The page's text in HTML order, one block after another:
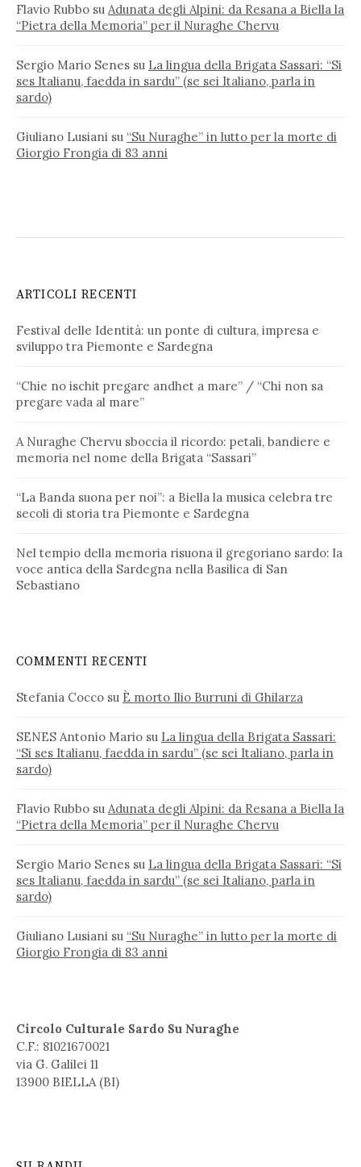
Flavio Rubbo su Adunata degli Alpini: da Resana a Biella la
“Pietra della Memoria” per il Nuraghe Chervu
Sergio Mario Senes su La lingua della Brigata Sassari: “Si
ses Italianu, faedda in sardu” (se sei Italiano, parla in
sardo)
Giuliano Lusiani su “Su Nuraghe” in lutto per la morte di
Giorgio Frongia di 83 anni
ARTICOLI RECENTI
Festival delle Identità: un ponte di cultura, impresa e
sviluppo tra Piemonte e Sardegna
“Chie no ischit pregare andhet a mare” / “Chi non sa
pregare vada al mare”
A Nuraghe Chervu sboccia il ricordo: petali, bandiere e
memoria nel nome della Brigata “Sassari”
“La Banda suona per noi”: a Biella la musica celebra tre
secoli di storia tra Piemonte e Sardegna
Nel tempio della memoria risuona il gregoriano sardo: la
voce antica della Sardegna nella Basilica di San
Sebastiano
COMMENTI RECENTI
Stefania Cocco su È morto Ilio Burruni di Ghilarza
SENES Antonio Mario su La lingua della Brigata Sassari:
“Si ses Italianu, faedda in sardu” (se sei Italiano, parla in
sardo)
Flavio Rubbo su Adunata degli Alpini: da Resana a Biella la
“Pietra della Memoria” per il Nuraghe Chervu
Sergio Mario Senes su La lingua della Brigata Sassari: “Si
ses Italianu, faedda in sardu” (se sei Italiano, parla in
sardo)
Giuliano Lusiani su “Su Nuraghe” in lutto per la morte di
Giorgio Frongia di 83 anni
Circolo Culturale Sardo Su Nuraghe
C.F.: 81021670021
via G. Galilei 11
13900 BIELLA (BI)